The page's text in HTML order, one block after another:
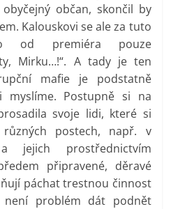
občan, skončil by
Kalouskovi se ale za tuto
od premiéra pouze
Mirku…!“. A tady je ten
mafie je podstatně
myslíme. Postupně si na
svoje lidi, které si
postech, např. v
jejich prostřednictvím
připravené, děravé
páchat trestnou činnost
není problém dát podnět